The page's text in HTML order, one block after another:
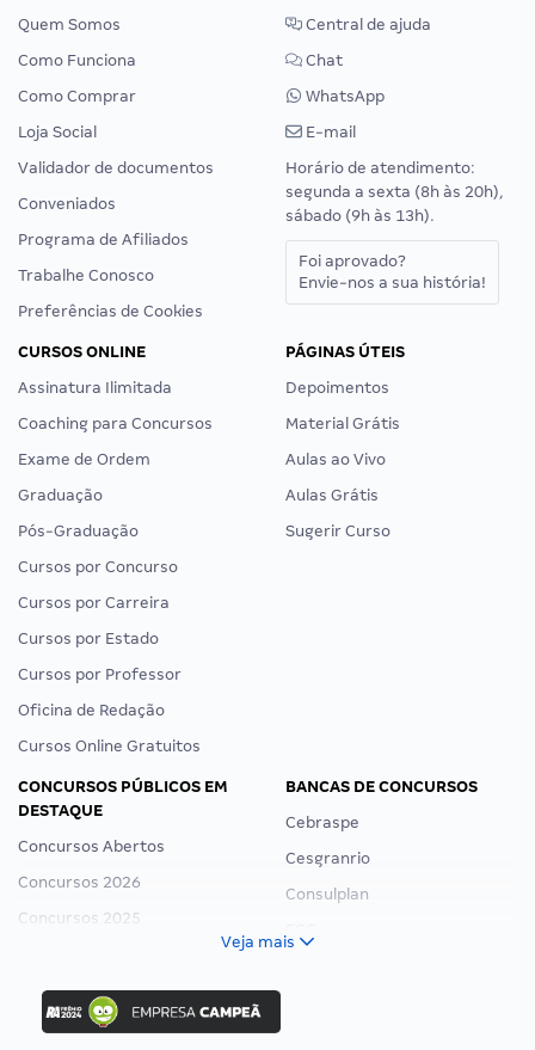
Quem Somos
Como Funciona
Como Comprar
Loja Social
Validador de documentos
Conveniados
Programa de Afiliados
Trabalhe Conosco
Preferências de Cookies
Central de ajuda
Chat
WhatsApp
E-mail
Horário de atendimento:
segunda a sexta (8h às 20h),
sábado (9h às 13h).
Foi aprovado?
Envie-nos a sua história!
CURSOS ONLINE
Assinatura Ilimitada
Coaching para Concursos
Exame de Ordem
Graduação
Pós-Graduação
Cursos por Concurso
Cursos por Carreira
Cursos por Estado
Cursos por Professor
Oficina de Redação
Cursos Online Gratuitos
PÁGINAS ÚTEIS
Depoimentos
Material Grátis
Aulas ao Vivo
Aulas Grátis
Sugerir Curso
CONCURSOS PÚBLICOS EM
DESTAQUE
Concursos Abertos
Concursos 2026
Concursos 2025
Concurso Ibama
Concurso MPU
BANCAS DE CONCURSOS
Cebraspe
Cesgranrio
Consulplan
Veja mais